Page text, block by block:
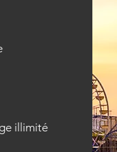
illimité